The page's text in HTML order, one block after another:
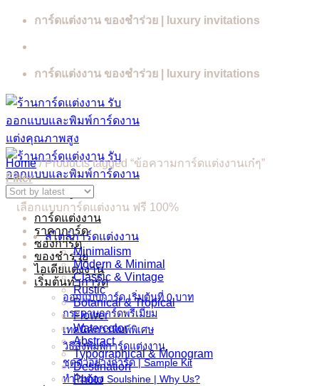
Skip
การ์ดแต่งงาน ของชำร่วย | luxury invitations
การ์ดแต่งงาน ของชำร่วย | luxury invitations
การ์ดแต่งงาน
ราคาการ์ด
ซองการ์ด
ของชำร่วย
ไอเดียแต่งงาน
เริ่มต้นทำการ์ด
ออกแบบการ์ด เริ่มต้นที่ 0 บาท
กระดาษการ์ดพรีเมี่ยม
เทคนิคการพิมพ์พิเศษ
วิธีสั่งพิมพ์การ์ดแต่งงาน
ชุดตัวอย่างการ์ด | Sample Kit
ทำไมต้อง Soulshine | Why Us?
Home /Products tagged “ข้อความการ์ดแต่งงานเก๋ๆ”
Filter
เลือกแบบการ์ดแต่งงาน ฟรี 100%
สไตล์การ์ดแต่งงาน
Minimalism
Modern & Minimal
Classic & Vintage
Rustic
Botanical & Tropical
Flower
Watercolor
Abstract
Typographical & Monogram
Destination
Photo